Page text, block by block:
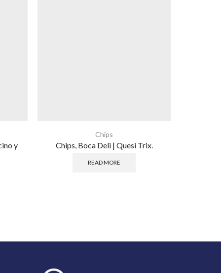
y
Chips
Chips, Boca Deli | Quesi Trix.
READ MORE